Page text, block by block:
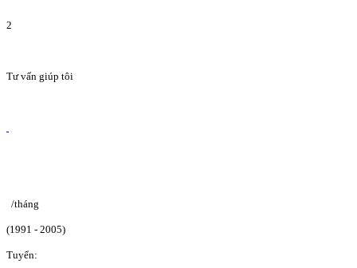
2
Tư vấn giúp tôi
/tháng
(1991 - 2005)
Tuyển: